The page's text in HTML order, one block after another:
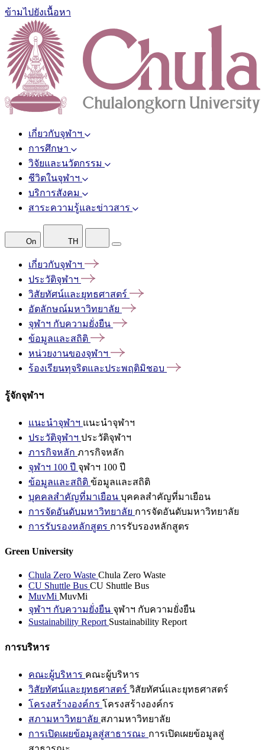
ข้ามไปยังเนื้อหา
เกี่ยวกับจุฬาฯ
การศึกษา
วิจัยและนวัตกรรม
ชีวิตในจุฬาฯ
บริการสังคม
สาระความรู้และข่าวสาร
On TH
เกี่ยวกับจุฬาฯ
ประวัติจุฬาฯ
วิสัยทัศน์และยุทธศาสตร์
อัตลักษณ์มหาวิทยาลัย
จุฬาฯ กับความยั่งยืน
ข้อมูลและสถิติ
หน่วยงานของจุฬาฯ
ร้องเรียนทุจริตและประพฤติมิชอบ
รู้จักจุฬาฯ
แนะนำจุฬาฯ แนะนำจุฬาฯ
ประวัติจุฬาฯ ประวัติจุฬาฯ
ภารกิจหลัก ภารกิจหลัก
จุฬาฯ 100 ปี จุฬาฯ 100 ปี
ข้อมูลและสถิติ ข้อมูลและสถิติ
บุคคลสำคัญที่มาเยือน บุคคลสำคัญที่มาเยือน
การจัดอันดับมหาวิทยาลัย การจัดอันดับมหาวิทยาลัย
การรับรองหลักสูตร การรับรองหลักสูตร
Green University
Chula Zero Waste Chula Zero Waste
CU Shuttle Bus CU Shuttle Bus
MuvMi MuvMi
จุฬาฯ กับความยั่งยืน จุฬาฯ กับความยั่งยืน
Sustainability Report Sustainability Report
การบริหาร
คณะผู้บริหาร คณะผู้บริหาร
วิสัยทัศน์และยุทธศาสตร์ วิสัยทัศน์และยุทธศาสตร์
โครงสร้างองค์กร โครงสร้างองค์กร
สภามหาวิทยาลัย สภามหาวิทยาลัย
การเปิดเผยข้อมูลสู่สาธารณะ การเปิดเผยข้อมูลสู่